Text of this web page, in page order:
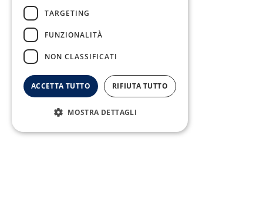
Fax:
0823/21034
TARGETING
FUNZIONALITÀ
NON CLASSIFICATI
ACCETTA TUTTO RIFIUTA TUTTO
MOSTRA DETTAGLI